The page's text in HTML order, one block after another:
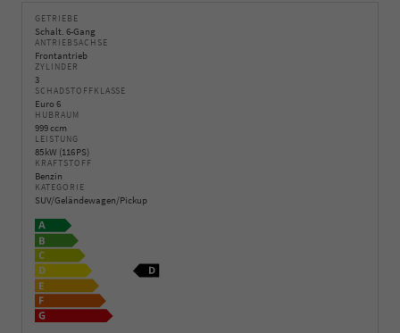
GETRIEBE
Schalt. 6-Gang
ANTRIEBSACHSE
Frontantrieb
ZYLINDER
3
SCHADSTOFFKLASSE
Euro 6
HUBRAUM
999 ccm
LEISTUNG
85 kW (116 PS)
KRAFTSTOFF
Benzin
KATEGORIE
SUV/Geländewagen/Pickup